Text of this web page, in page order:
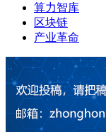
算力智库
区块链
产业革命